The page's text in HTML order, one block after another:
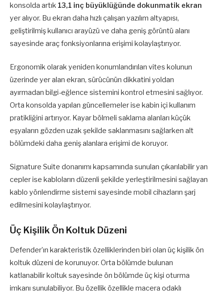
konsolda artık 13,1 inç büyüklüğünde dokunmatik ekran
yer alıyor. Bu ekran daha hızlı çalışan yazılım altyapısı,
geliştirilmiş kullanıcı arayüzü ve daha geniş görüntü alanı
sayesinde araç fonksiyonlarına erişimi kolaylaştırıyor.
Ergonomik olarak yeniden konumlandırılan vites kolunun
üzerinde yer alan ekran, sürücünün dikkatini yoldan
ayırmadan bilgi-eğlence sistemini kontrol etmesini sağlıyor.
Orta konsolda yapılan güncellemeler ise kabin içi kullanım
pratikliğini artırıyor. Kayar bölmeli saklama alanları küçük
eşyaların gözden uzak şekilde saklanmasını sağlarken alt
bölümdeki daha geniş alanlara erişimi de koruyor.
Signature Suite donanımı kapsamında sunulan çıkarılabilir yan
cepler ise kabloların düzenli şekilde yerleştirilmesini sağlayan
kablo yönlendirme sistemi sayesinde mobil cihazların şarj
edilmesini kolaylaştırıyor.
Üç Kişilik Ön Koltuk Düzeni
Defender’ın karakteristik özelliklerinden biri olan üç kişilik ön
koltuk düzeni de korunuyor. Orta bölümde bulunan
katlanabilir koltuk sayesinde ön bölümde üç kişi oturma
imkanı sunulabiliyor. Bu özellik özellikle macera odaklı